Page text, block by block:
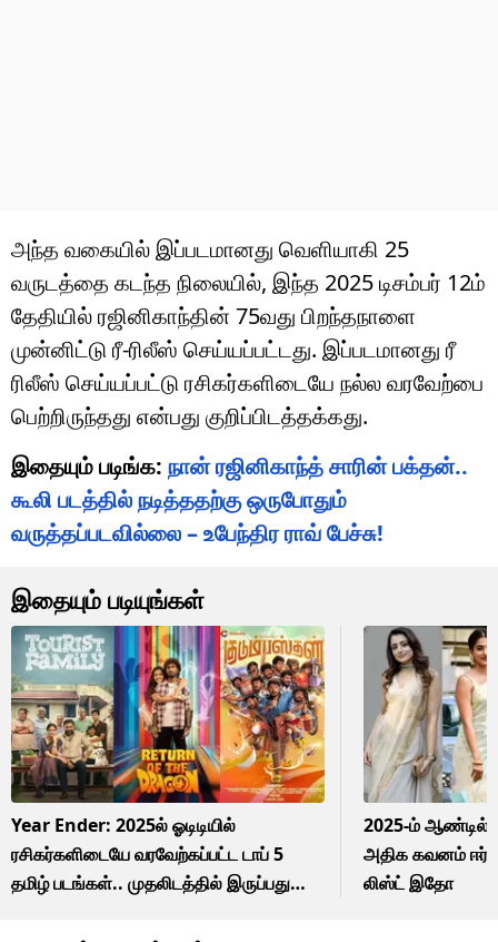
அந்த வகையில் இப்படமானது வெளியாகி 25
வருடத்தை கடந்த நிலையில், இந்த 2025 டிசம்பர் 12ம்
தேதியில் ரஜினிகாந்தின் 75வது பிறந்தநாளை
முன்னிட்டு ரீ-ரிலீஸ் செய்யப்பட்டது. இப்படமானது ரீ
ரிலீஸ் செய்யப்பட்டு ரசிகர்களிடையே நல்ல வரவேற்பை
பெற்றிருந்தது என்பது குறிப்பிடத்தக்கது.
இதையும் படிங்க: நான் ரஜினிகாந்த் சாரின் பக்தன்..
கூலி படத்தில் நடித்ததற்கு ஒருபோதும்
வருத்தப்படவில்லை – உபேந்திர ராவ் பேச்சு!
இதையும் படியுங்கள்
Year Ender: 2025ல் ஓடிடியில்
ரசிகர்களிடையே வரவேற்கப்பட்ட டாப் 5
தமிழ் படங்கள்.. முதலிடத்தில் இருப்பது
2025-ம் ஆண்டில்
அதிக கவனம்
லிஸ்ட் இதோ